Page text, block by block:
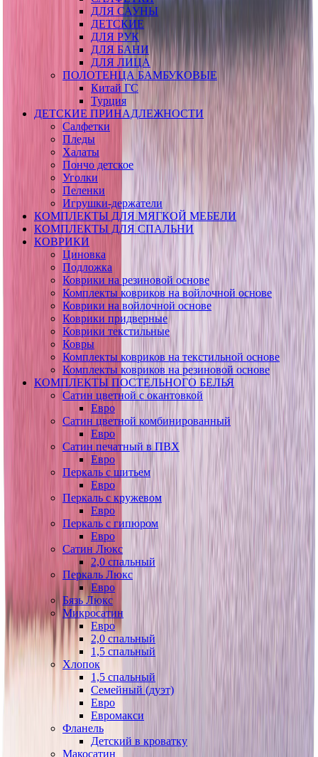
ДЛЯ САУНЫ
ДЕТСКИЕ
ДЛЯ РУК
ДЛЯ БАНИ
ДЛЯ ЛИЦА
ПОЛОТЕНЦА БАМБУКОВЫЕ
Китай ГС
Турция
ДЕТСКИЕ ПРИНАДЛЕЖНОСТИ
Салфетки
Пледы
Халаты
Пончо детское
Уголки
Пеленки
Игрушки-держатели
КОМПЛЕКТЫ ДЛЯ МЯГКОЙ МЕБЕЛИ
КОМПЛЕКТЫ ДЛЯ СПАЛЬНИ
КОВРИКИ
Циновка
Подложка
Коврики на резиновой основе
Комплекты ковриков на войлочной основе
Коврики на войлочной основе
Коврики придверные
Коврики текстильные
Ковры
Комплекты ковриков на текстильной основе
Комплекты ковриков на резиновой основе
КОМПЛЕКТЫ ПОСТЕЛЬНОГО БЕЛЬЯ
Сатин цветной с окантовкой
Евро
Сатин цветной комбинированный
Евро
Сатин печатный в ПВХ
Евро
Перкаль с шитьем
Евро
Перкаль с кружевом
Евро
Перкаль с гипюром
Евро
Сатин Люкс
2,0 спальный
Перкаль Люкс
Евро
Бязь Люкс
Микросатин
Евро
2,0 спальный
1,5 спальный
Хлопок
1,5 спальный
Семейный (дуэт)
Евро
Евромакси
Фланель
Детский в кроватку
Макосатин